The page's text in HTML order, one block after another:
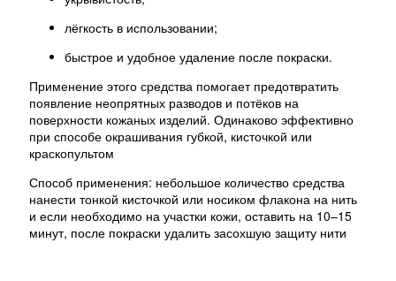
лёгкость в использовании;
быстрое и удобное удаление после покраски.
Применение этого средства помогает предотвратить
появление неопрятных разводов и потёков на
поверхности кожаных изделий. Одинаково эффективно
при способе окрашивания губкой, кисточкой или
краскопультом
Способ применения: небольшое количество средства
нанести тонкой кисточкой или носиком флакона на нить
и если необходимо на участки кожи, оставить на 10–15
минут, после покраски удалить засохшую защиту нити